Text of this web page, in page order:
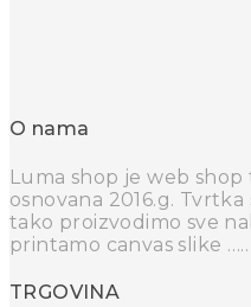
O nama
Luma shop je web
osnovana 2016.g.
tako proizvodimo sve
printamo canvas slike …..
TRGOVINA